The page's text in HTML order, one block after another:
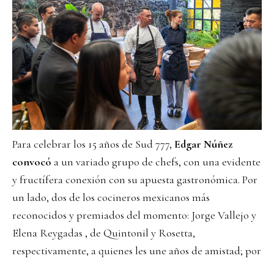
Para celebrar los 15 años de Sud 777, Edgar Núñez
convocó a un variado grupo de chefs, con una evidente
y fructífera conexión con su apuesta gastronómica. Por
un lado, dos de los cocineros mexicanos más
reconocidos y premiados del momento: Jorge Vallejo y
Elena Reygadas , de Quintonil y Rosetta,
respectivamente, a quienes les une años de amistad; por